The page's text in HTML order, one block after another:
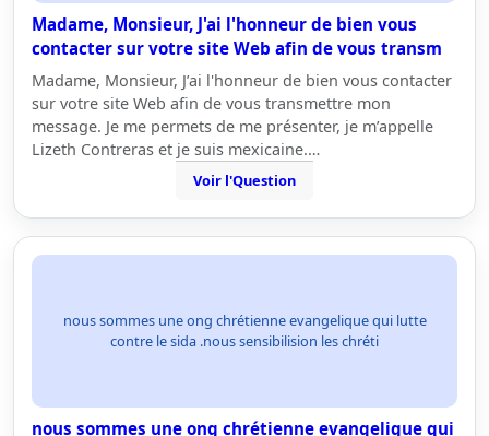
Madame, Monsieur, J'ai l'honneur de bien vous
contacter sur votre site Web afin de vous transm
Madame, Monsieur, J’ai l'honneur de bien vous contacter
sur votre site Web afin de vous transmettre mon
message. Je me permets de me présenter, je m’appelle
Lizeth Contreras et je suis mexicaine.…
Voir l'Question
nous sommes une ong chrétienne evangelique qui lutte
contre le sida .nous sensibilision les chréti
nous sommes une ong chrétienne evangelique qui